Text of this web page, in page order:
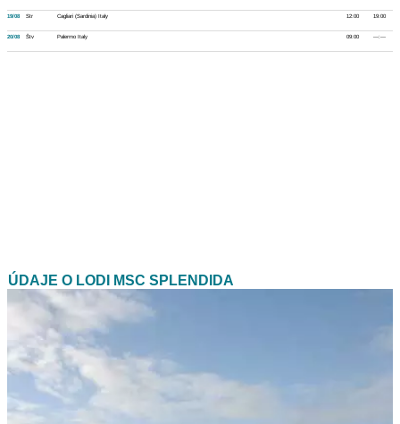
19:00
12:00
19/08 Str Cagliari (Sardinia) Italy
---:---
09:00
20/08 Štv Palermo Italy
ÚDAJE O LODI MSC SPLENDIDA